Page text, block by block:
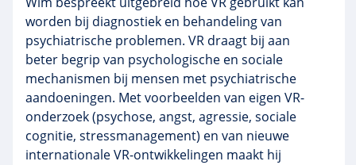
worden bij diagnostiek en behandeling van
psychiatrische problemen. VR draagt bij aan
beter begrip van psychologische en sociale
mechanismen bij mensen met psychiatrische
aandoeningen. Met voorbeelden van eigen VR-
onderzoek (psychose, angst, agressie, sociale
cognitie, stressmanagement) en van nieuwe
internationale VR-ontwikkelingen maakt hij